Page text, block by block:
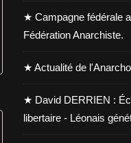
★ Campagne fédérale
Fédération Anarchiste.
★ Actualité de
★ David DERRIEN :
libertaire - Léonais